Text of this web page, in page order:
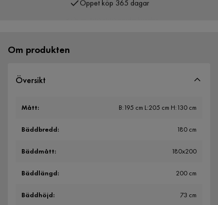
Över 400 000 nöjda kunder
Om produkten
Översikt
Mått: B:195 cm L:205 cm H:130 cm
Bäddbredd: 180 cm
Bäddmått: 180x200
Bäddlängd: 200 cm
Bäddhöjd: 73 cm